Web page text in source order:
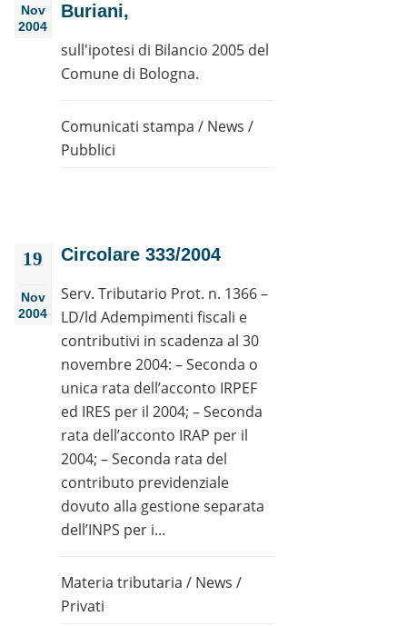
Nov
2004
Buriani,
sull'ipotesi di Bilancio 2005 del
Comune di Bologna.
Comunicati stampa / News /
Pubblici
19
Nov
2004
Circolare 333/2004
Serv. Tributario Prot. n. 1366 –
LD/ld Adempimenti fiscali e
contributivi in scadenza al 30
novembre 2004: – Seconda o
unica rata dell’acconto IRPEF
ed IRES per il 2004; – Seconda
rata dell’acconto IRAP per il
2004; – Seconda rata del
contributo previdenziale
dovuto alla gestione separata
dell’INPS per i...
Materia tributaria / News /
Privati